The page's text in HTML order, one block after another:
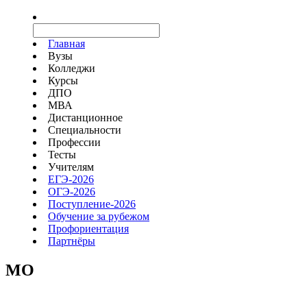
Главная
Вузы
Колледжи
Курсы
ДПО
МВА
Дистанционное
Специальности
Профессии
Тесты
Учителям
ЕГЭ-2026
ОГЭ-2026
Поступление-2026
Обучение за рубежом
Профориентация
Партнёры
MO